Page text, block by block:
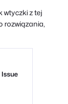
Greek
wtyczki z tej
rozwiązania,
Issue